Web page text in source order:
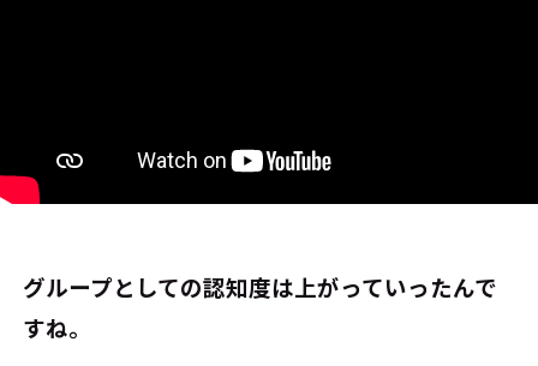
――グループとしての認知度は上がっていったんで
すね。